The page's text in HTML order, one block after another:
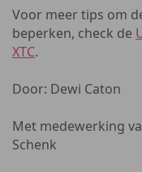
Voor meer tips om
beperken, check de
XTC.
Door: Dewi Caton
Met medewerking
Schenk